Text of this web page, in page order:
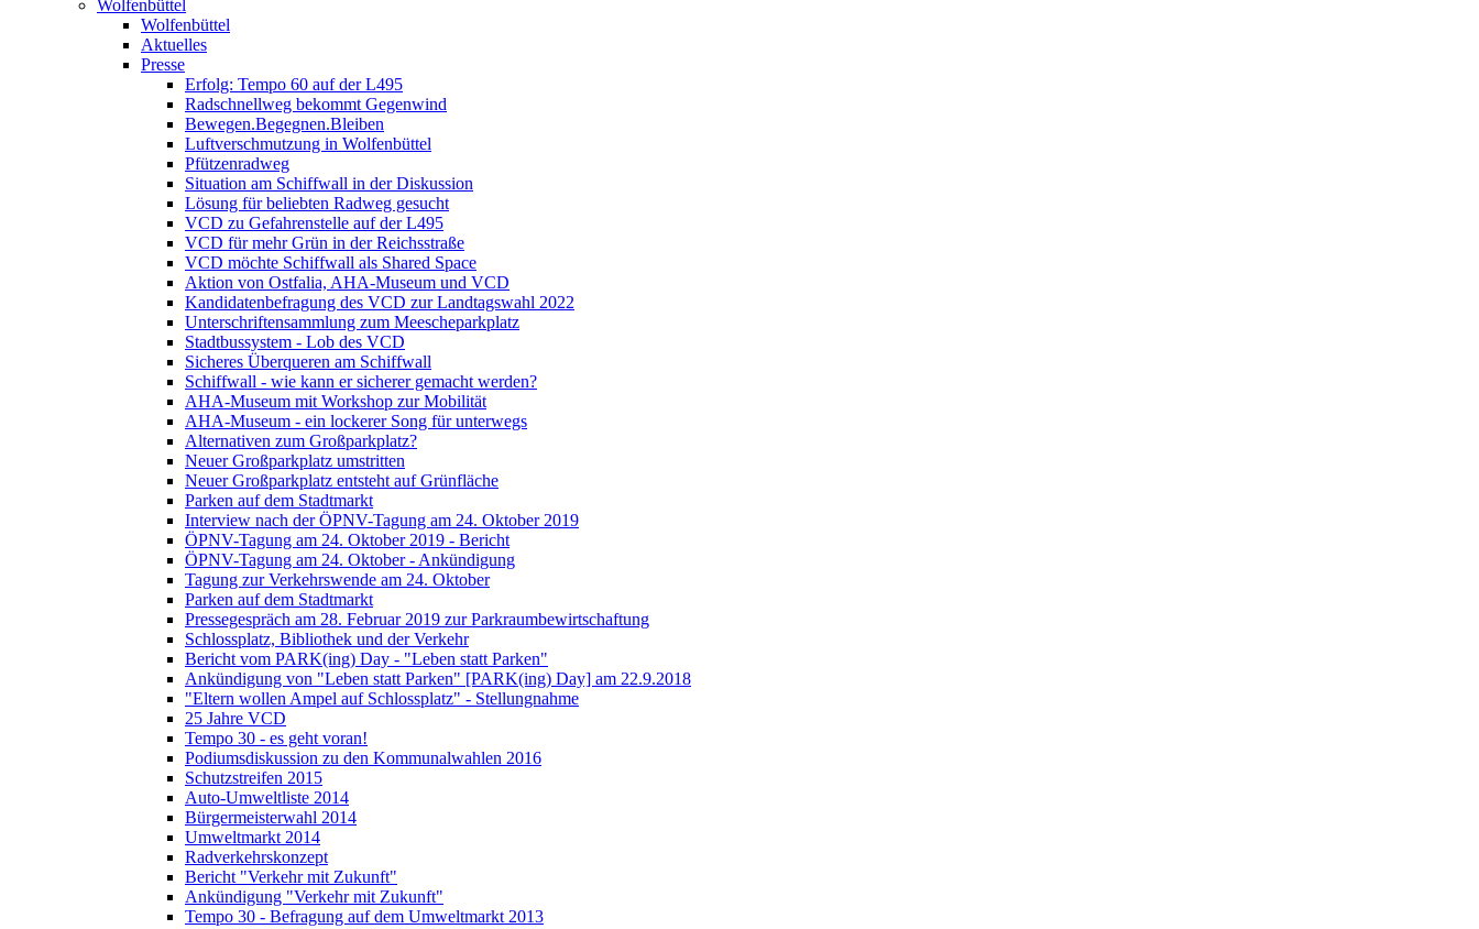
Wolfenbüttel
Wolfenbüttel
Aktuelles
Presse
Erfolg: Tempo 60 auf der L495
Radschnellweg bekommt Gegenwind
Bewegen.Begegnen.Bleiben
Luftverschmutzung in Wolfenbüttel
Pfützenradweg
Situation am Schiffwall in der Diskussion
Lösung für beliebten Radweg gesucht
VCD zu Gefahrenstelle auf der L495
VCD für mehr Grün in der Reichsstraße
VCD möchte Schiffwall als Shared Space
Aktion von Ostfalia, AHA-Museum und VCD
Kandidatenbefragung des VCD zur Landtagswahl 2022
Unterschriftensammlung zum Meescheparkplatz
Stadtbussystem - Lob des VCD
Sicheres Überqueren am Schiffwall
Schiffwall - wie kann er sicherer gemacht werden?
AHA-Museum mit Workshop zur Mobilität
AHA-Museum - ein lockerer Song für unterwegs
Alternativen zum Großparkplatz?
Neuer Großparkplatz umstritten
Neuer Großparkplatz entsteht auf Grünfläche
Parken auf dem Stadtmarkt
Interview nach der ÖPNV-Tagung am 24. Oktober 2019
ÖPNV-Tagung am 24. Oktober 2019 - Bericht
ÖPNV-Tagung am 24. Oktober - Ankündigung
Tagung zur Verkehrswende am 24. Oktober
Parken auf dem Stadtmarkt
Pressegespräch am 28. Februar 2019 zur Parkraumbewirtschaftung
Schlossplatz, Bibliothek und der Verkehr
Bericht vom PARK(ing) Day - "Leben statt Parken"
Ankündigung von "Leben statt Parken" [PARK(ing) Day] am 22.9.2018
"Eltern wollen Ampel auf Schlossplatz" - Stellungnahme
25 Jahre VCD
Tempo 30 - es geht voran!
Podiumsdiskussion zu den Kommunalwahlen 2016
Schutzstreifen 2015
Auto-Umweltliste 2014
Bürgermeisterwahl 2014
Umweltmarkt 2014
Radverkehrskonzept
Bericht "Verkehr mit Zukunft"
Ankündigung "Verkehr mit Zukunft"
Tempo 30 - Befragung auf dem Umweltmarkt 2013